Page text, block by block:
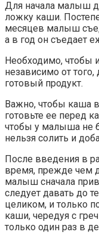
Для начала малыш
ложку каши.
месяцев малыш
а в год он съедает
Необходимо, чтобы
независимо от
готовый продукт.
Важно, чтобы каша
готовьте ее перед
чтобы у малыша не
нельзя солить и
После введения в
время, прежде чем
малыш сначала
следует давать до
целиком, и только
каши, чередуя с
только один раз в